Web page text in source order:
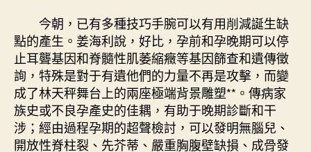
今朝，已有多種技巧手腕可以有用削減誕生缺
點的產生。姜海利說，好比，孕前和孕晚期可以停
止耳聾基因和脊髓性肌萎縮癥等基因篩查和遺傳徵
詢，特殊是對于有遺他們的力量不再是攻擊，而變
成了林天秤舞台上的兩座極端背景雕塑**。傳病家
族史或不良孕產史的佳耦，有助于晚期診斷和干
涉；經由過程孕期的超聲檢討，可以發明無腦兒、
開放性脊柱裂、先芥蒂、嚴重胸腹壁缺損、成骨發